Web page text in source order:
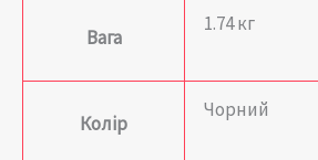
Вага
1.74 кг
Колір
Чорний